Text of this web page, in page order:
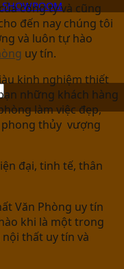
công ty và cũng
đến nay chúng tôi
và luôn tự hào
uy tín.
kinh nghiệm thiết
những khách hàng
làm việc đẹp,
phong thủy vượng
đại, tinh tế, thân
Văn Phòng uy tín
khi là một trong
thất uy tín và